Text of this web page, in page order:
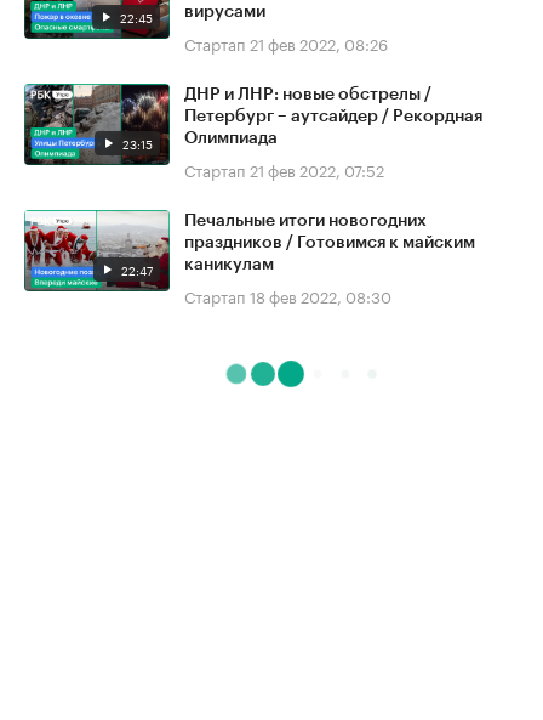
22:45
вирусами
Стартап 21 фев 2022, 08:26
23:15
ДНР и ЛНР: новые обстрелы /
Петербург – аутсайдер / Рекордная
Олимпиада
Стартап 21 фев 2022, 07:52
22:47
Печальные итоги новогодних
праздников / Готовимся к майским
каникулам
Стартап 18 фев 2022, 08:30